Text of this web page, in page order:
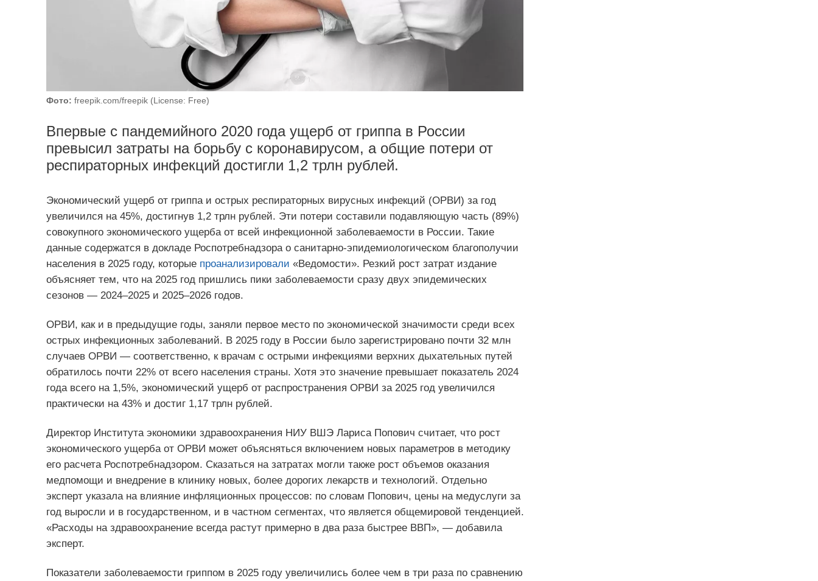
Фото: freepik.com/freepik (License: Free)
Впервые с пандемийного 2020 года ущерб от гриппа в России
превысил затраты на борьбу с коронавирусом, а общие потери от
респираторных инфекций достигли 1,2 трлн рублей.
Экономический ущерб от гриппа и острых респираторных вирусных инфекций (ОРВИ) за год
увеличился на 45%, достигнув 1,2 трлн рублей. Эти потери составили подавляющую часть (89%)
совокупного экономического ущерба от всей инфекционной заболеваемости в России. Такие
данные содержатся в докладе Роспотребнадзора о санитарно-эпидемиологическом благополучии
населения в 2025 году, которые проанализировали «Ведомости». Резкий рост затрат издание
объясняет тем, что на 2025 год пришлись пики заболеваемости сразу двух эпидемических
сезонов — 2024–2025 и 2025–2026 годов.
ОРВИ, как и в предыдущие годы, заняли первое место по экономической значимости среди всех
острых инфекционных заболеваний. В 2025 году в России было зарегистрировано почти 32 млн
случаев ОРВИ — соответственно, к врачам с острыми инфекциями верхних дыхательных путей
обратилось почти 22% от всего населения страны. Хотя это значение превышает показатель 2024
года всего на 1,5%, экономический ущерб от распространения ОРВИ за 2025 год увеличился
практически на 43% и достиг 1,17 трлн рублей.
Директор Института экономики здравоохранения НИУ ВШЭ Лариса Попович считает, что рост
экономического ущерба от ОРВИ может объясняться включением новых параметров в методику
его расчета Роспотребнадзором. Сказаться на затратах могли также рост объемов оказания
медпомощи и внедрение в клинику новых, более дорогих лекарств и технологий. Отдельно
эксперт указала на влияние инфляционных процессов: по словам Попович, цены на медуслуги за
год выросли и в государственном, и в частном сегментах, что является общемировой тенденцией.
«Расходы на здравоохранение всегда растут примерно в два раза быстрее ВВП», — добавила
эксперт.
Показатели заболеваемости гриппом в 2025 году увеличились более чем в три раза по сравнению